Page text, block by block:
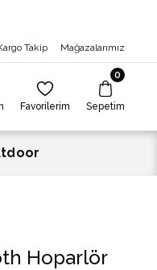
Takip Mağazalarımız
Favorilerim Sepetim
0
Hoparlör